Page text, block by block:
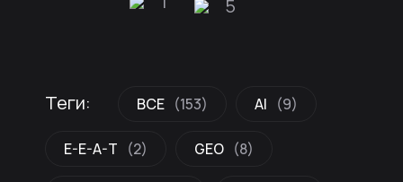
5
Теги: ВСЕ (153) AI (9)
E-E-A-T (2) GEO (8)